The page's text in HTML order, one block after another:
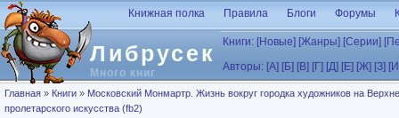
Перейти к основному содержанию
Либрусек
Много книг
Книжная полка Правила Блоги Форумы
Книги: [Новые] [Жанры] [Серии]
Авторы: [А] [Б] [В] [Г] [Д] [Е] [Ж] [З]
Вы здесь
Главная » Книги » Московский Монмартр. Жизнь вокруг городка художников на
пролетарского искусства (fb2)